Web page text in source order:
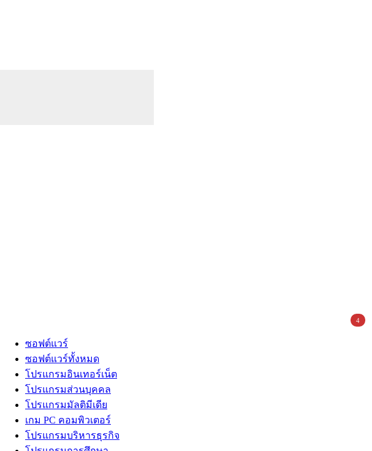
ซอฟต์แวร์
ซอฟต์แวร์ทั้งหมด
โปรแกรมอินเทอร์เน็ต
โปรแกรมส่วนบุคคล
โปรแกรมมัลติมีเดีย
เกม PC คอมพิวเตอร์
โปรแกรมบริหารธุรกิจ
4